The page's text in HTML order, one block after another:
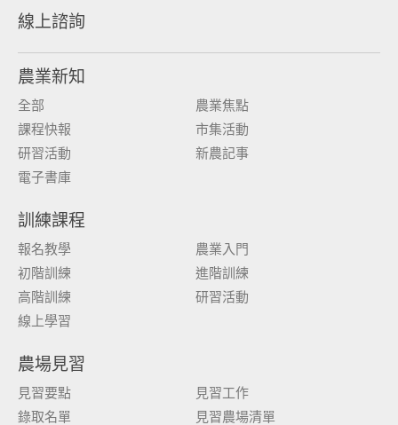
線上諮詢
農業新知
全部
農業焦點
課程快報
市集活動
研習活動
新農記事
電子書庫
訓練課程
報名教學
農業入門
初階訓練
進階訓練
高階訓練
研習活動
線上學習
農場見習
見習要點
見習工作
錄取名單
見習農場清單